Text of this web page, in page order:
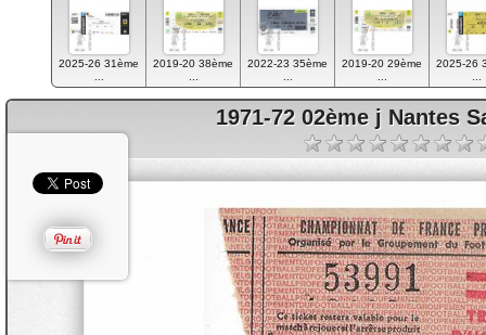
2025-26 31ème
2019-20 38ème
2022-23 35ème
2019-20 29ème
2025-26
1971-72 02ème j Nantes